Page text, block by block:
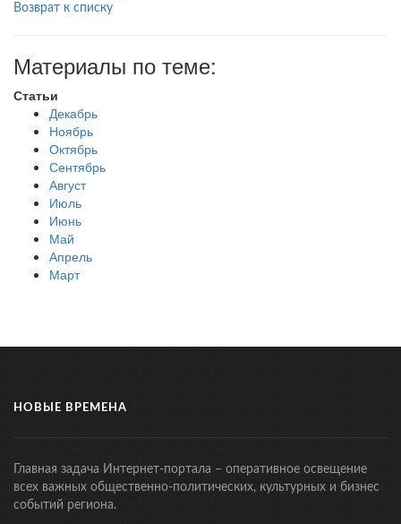
Возврат к списку
Материалы по теме:
Статьи
Декабрь
Ноябрь
Октябрь
Сентябрь
Август
Июль
Июнь
Май
Апрель
Март
НОВЫЕ ВРЕМЕНА
Главная задача Интернет-портала – оперативное освещение
всех важных общественно-политических, культурных и бизнес
событий региона.